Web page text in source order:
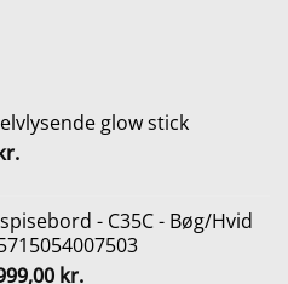
glow stick
Den
er:
12,00 kr..
- C35C - Bøg/Hvid
kr.Den